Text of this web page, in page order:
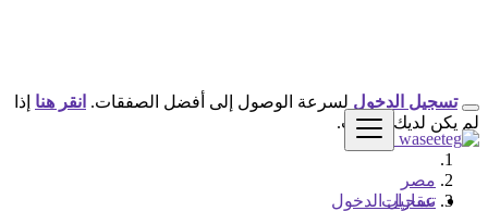
تسجيل الدخول
تسجيل الدخول لسرعة الوصول إلى أفضل الصفقات. انقر هنا إذا
لم يكن لديك حساب.
مصر
عقارات